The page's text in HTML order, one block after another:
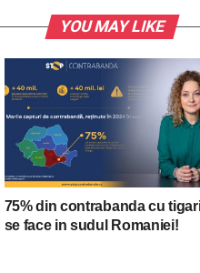
YOU MAY LIKE
75% din contrabanda cu
se face in sudul Romaniei!